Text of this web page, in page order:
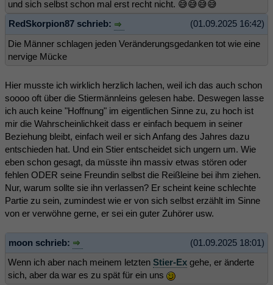
und sich selbst schon mal erst recht nicht. 😅😅😅😅
(01.09.2025 16:42)
RedSkorpion87 schrieb:
Die Männer schlagen jeden Veränderungsgedanken tot wie eine
nervige Mücke
Hier musste ich wirklich herzlich lachen, weil ich das auch schon
soooo oft über die Stiermännleins gelesen habe. Deswegen lasse
ich auch keine "Hoffnung" im eigentlichen Sinne zu, zu hoch ist
mir die Wahrscheinlichkeit dass er einfach bequem in seiner
Beziehung bleibt, einfach weil er sich Anfang des Jahres dazu
entschieden hat. Und ein Stier entscheidet sich ungern um. Wie
eben schon gesagt, da müsste ihn massiv etwas stören oder
fehlen ODER seine Freundin selbst die Reißleine bei ihm ziehen.
Nur, warum sollte sie ihn verlassen? Er scheint keine schlechte
Partie zu sein, zumindest wie er von sich selbst erzählt im Sinne
von er verwöhne gerne, er sei ein guter Zuhörer usw.
(01.09.2025 18:01)
moon schrieb:
Wenn ich aber nach meinem letzten Stier-Ex gehe, er änderte
sich, aber da war es zu spät für ein uns